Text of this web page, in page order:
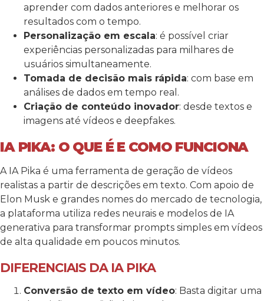
aprender com dados anteriores e melhorar os
resultados com o tempo.
Personalização em escala: é possível criar
experiências personalizadas para milhares de
usuários simultaneamente.
Tomada de decisão mais rápida: com base em
análises de dados em tempo real.
Criação de conteúdo inovador: desde textos e
imagens até vídeos e deepfakes.
IA PIKA: O QUE É E COMO FUNCIONA
A IA Pika é uma ferramenta de geração de vídeos
realistas a partir de descrições em texto. Com apoio de
Elon Musk e grandes nomes do mercado de tecnologia,
a plataforma utiliza redes neurais e modelos de IA
generativa para transformar prompts simples em vídeos
de alta qualidade em poucos minutos.
DIFERENCIAIS DA IA PIKA
Conversão de texto em vídeo: Basta digitar uma